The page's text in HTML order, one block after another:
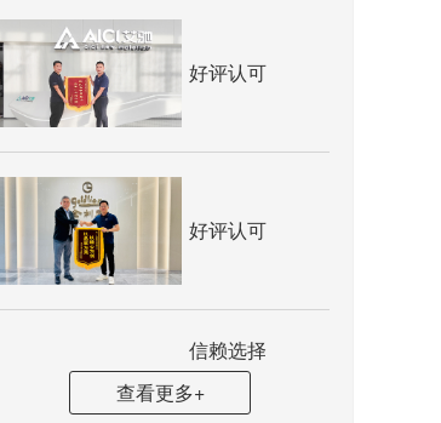
好评认可
好评认可
信赖选择
查看更多+